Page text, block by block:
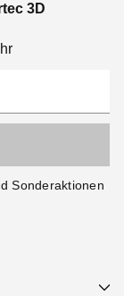
3D
Sonderaktionen